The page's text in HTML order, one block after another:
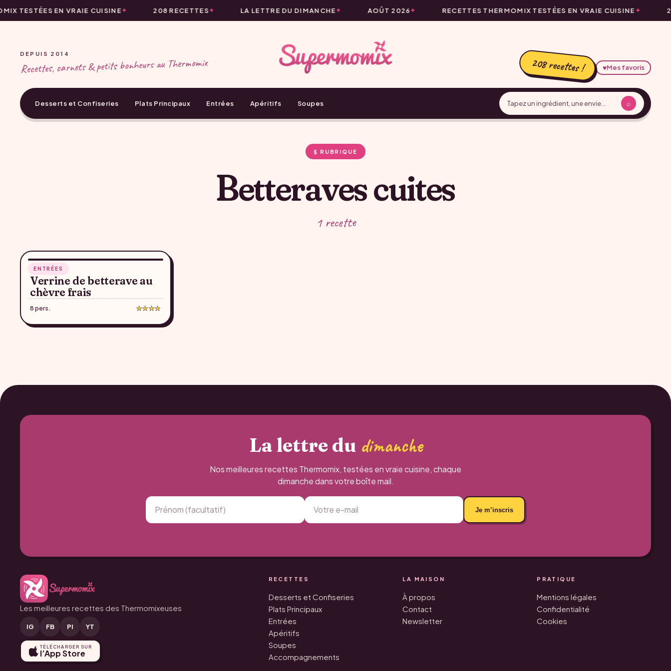
TESTÉES EN VRAIE CUISINE 208 RECETTES LA LETTRE DU DIMANCHE AOÛT 2026 RECETTES THERMOMIX TESTÉES EN VRAIE CUISINE
DEPUIS 2014
Recettes, carnets & petits bonheurs au Thermomix 208 recettes ! ♥Mes favoris
Desserts et Confiseries Plats Principaux Entrées Apéritifs Soupes ⌕
§ RUBRIQUE
Betteraves cuites
1 recette
ENTRÉES
Verrine de betterave au
chèvre frais
8 pers. ★★★★
La lettre du dimanche
Nos meilleures recettes Thermomix, testées en vraie cuisine, chaque
dimanche dans votre boîte mail.
Je m’inscris
Les meilleures recettes des Thermomixeuses
IG FB PI YT
TÉLÉCHARGER SUR
l’App Store
RECETTES
Desserts et Confiseries
Plats Principaux
Entrées
Apéritifs
Soupes
Accompagnements
LA MAISON
À propos
Contact
Newsletter
PRATIQUE
Mentions légales
Confidentialité
Cookies